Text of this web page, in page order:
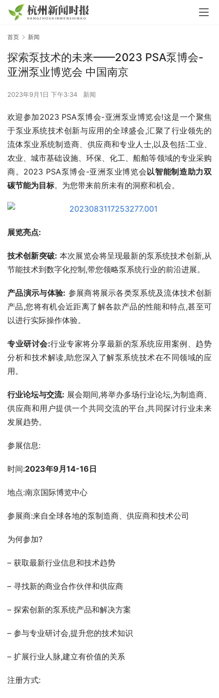
首页 新闻
探索泵技术的未来——2023 PSA泵博会-
亚洲泵业博览会 中国南京
2023年9月1日 下午3:34 新闻
欢迎参加2023 PSA泵博会-亚洲泵业博览会!这是一个聚焦
于泵业系统技术创新与应用的全球盛会,汇聚了行业领先的
流体泵业系统制造商、供应商和专业人士,以及包括:工业、
农业、城市基础设施、环保、化工、船舶等领域的专业采购
商。2023 PSA泵博会-亚洲泵业博览会以智能制造助力双
碳节能为目标。为您带来前所未有的洞察和机会。
展览亮点:
技术创新突破: 本次展览会将呈现最新的泵系统技术创新,从
节能技术到数字化控制,带您领略泵系统行业的前沿进展。
产品演示与体验: 参展商将展示各类泵系统及流体技术创新
产品,您将有机会近距离了解各款产品的性能和特点,甚至可
以进行实际操作体验。
专业研讨会:行业专家将分享最新的泵系统应用案例、趋势
分析和技术解读,助您深入了解泵系统技术在不同领域的应
用。
行业论坛与交流: 展会期间,将举办多场行业论坛,为制造商、
供应商和用户提供一个共同交流的平台,共同探讨行业未来
发展趋势。
参展信息:
时间:2023年9月 14-16 日
地点:南京国际博览中心
参展商:来自全球各地的泵制造商、供应商和技术公司
为何参加?
– 获取最新行业信息和技术趋势
– 寻找新的商业合作伙伴和供应商
– 探索创新的泵系统产品和解决方案
– 参与专业研讨会,提升您的技术知识
– 扩展行业人脉,建立有价值的关系
注册方式: